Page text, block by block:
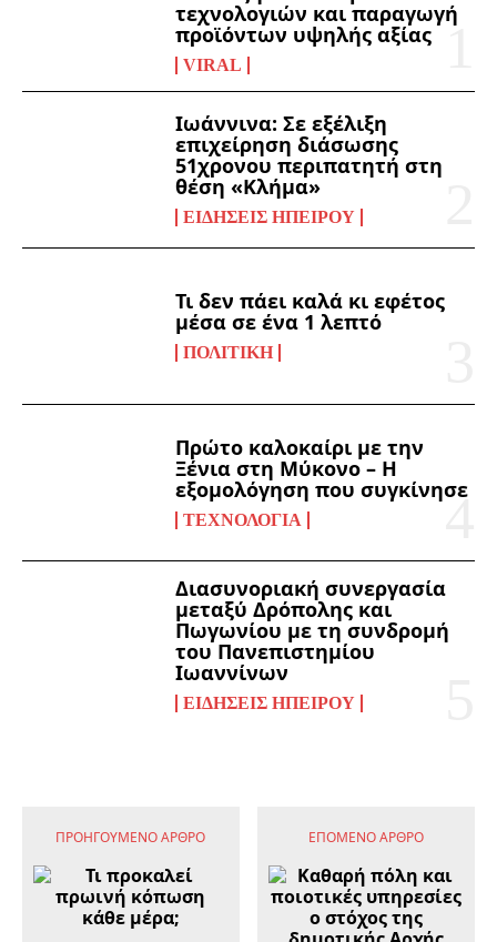
τεχνολογιών και παραγωγή
προϊόντων υψηλής αξίας
VIRAL
Ιωάννινα: Σε εξέλιξη
επιχείρηση διάσωσης
51χρονου περιπατητή στη
θέση «Κλήμα»
ΕΙΔΉΣΕΙΣ ΗΠΕΊΡΟΥ
Τι δεν πάει καλά κι εφέτος
μέσα σε ένα 1 λεπτό
ΠΟΛΙΤΙΚΉ
Πρώτο καλοκαίρι με την
Ξένια στη Μύκονο – Η
εξομολόγηση που συγκίνησε
ΤΕΧΝΟΛΟΓΊΑ
Διασυνοριακή συνεργασία
μεταξύ Δρόπολης και
Πωγωνίου με τη συνδρομή
του Πανεπιστημίου
Ιωαννίνων
ΕΙΔΉΣΕΙΣ ΗΠΕΊΡΟΥ
ΠΡΟΗΓΟΎΜΕΝΟ ΆΡΘΡΟ ΕΠΌΜΕΝΟ ΆΡΘΡΟ